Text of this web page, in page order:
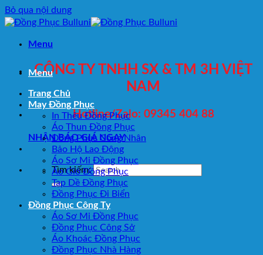
Bỏ qua nội dung
Menu
CÔNG TY TNHH SX & TM 3H VIỆT
NAM
Hotline/Zalo: 09345 404 88
NHẬN BÁO GIÁ NGAY
Tìm kiếm:
Menu
Trang Chủ
May Đồng Phục
In Thêu Đồng Phục
Áo Thun Đồng Phục
Đồng Phục Công Nhân
Bảo Hộ Lao Động
Áo Sơ Mi Đồng Phục
Áo Gió Đồng Phục
Tạp Dề Đồng Phục
Đồng Phục Đi Biển
Đồng Phục Công Ty
Áo Sơ Mi Đồng Phục
Đồng Phục Công Sở
Áo Khoác Đồng Phục
Đồng Phục Nhà Hàng